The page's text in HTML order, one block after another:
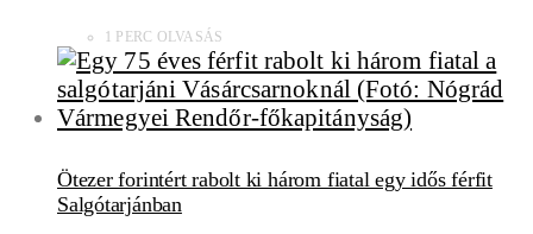
1 PERC OLVASÁS
Ötezer forintért rabolt ki három fiatal egy idős férfit
Salgótarjánban